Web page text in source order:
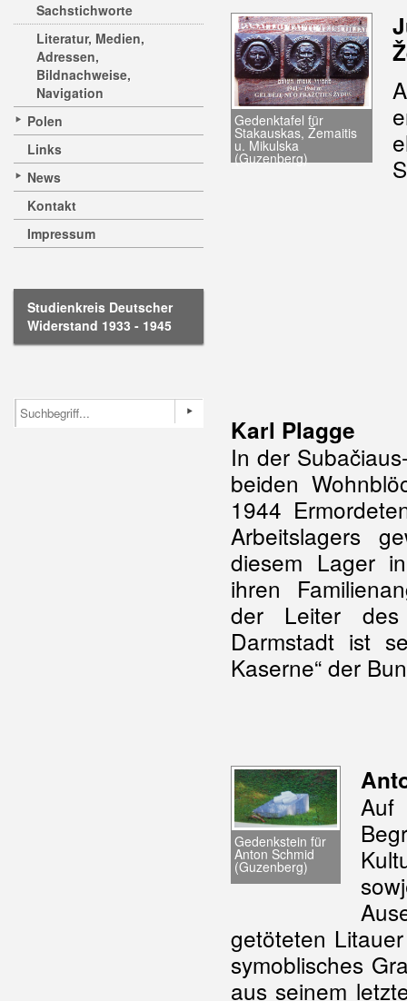
Sachstichworte
Literatur, Medien,
Adressen,
Bildnachweise,
Navigation
Polen
Links
News
Kontakt
Impressum
Studienkreis Deutscher
Widerstand 1933 - 1945
Gedenktafel für
Stakauskas, Žemaitis
u. Mikulska
(Guzenberg)
Karl Plagge
In der
beiden
1944
Arbeitslagers
diesem Lager
ihren
der Leiter
Darmstadt ist
Kaserne“ der
Gedenkstein für
Anton Schmid
(Guzenberg)
Auf
getöteten
symoblisches
aus seinem